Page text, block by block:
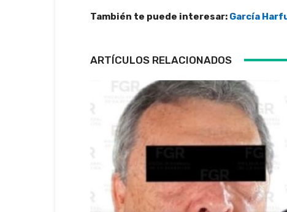
También te puede interesar: García
ARTÍCULOS RELACIONADOS